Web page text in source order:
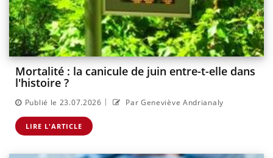
Mortalité : la canicule de juin entre-t-elle dans
l'histoire ?
Publié le 23.07.2026 | Par Geneviève Andrianaly
LIRE L'ARTICLE